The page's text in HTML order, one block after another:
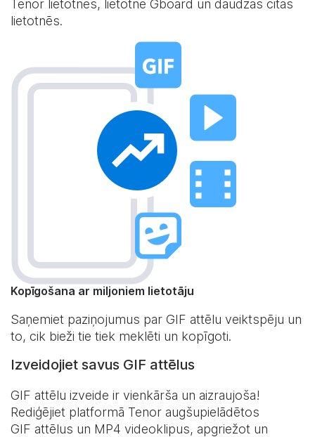
Tenor lietotnēs, lietotnē Gboard un daudzās citās
lietotnēs.
Kopīgošana ar miljoniem lietotāju
Saņemiet paziņojumus par GIF attēlu veiktspēju un
to, cik bieži tie tiek meklēti un kopīgoti.
Izveidojiet savus GIF attēlus
GIF attēlu izveide ir vienkārša un aizraujoša!
Rediģējiet platformā Tenor augšupielādētos
GIF attēlus un MP4 videoklipus, apgriežot un